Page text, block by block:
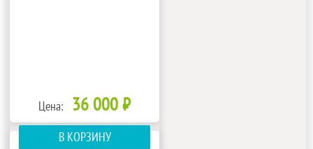
Цена: 36 000 ₽
В КОРЗИНУ